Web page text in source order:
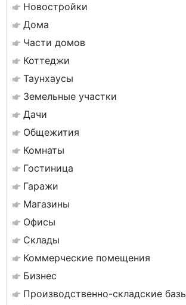
Новостройки
Дома
Части домов
Коттеджи
Таунхаусы
Земельные участки
Дачи
Общежития
Комнаты
Гостиница
Гаражи
Магазины
Офисы
Склады
Коммерческие помещения
Бизнес
Производственно-складские